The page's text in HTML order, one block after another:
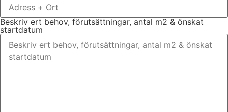
Beskriv ert behov, förutsättningar, antal m2 & önskat
startdatum